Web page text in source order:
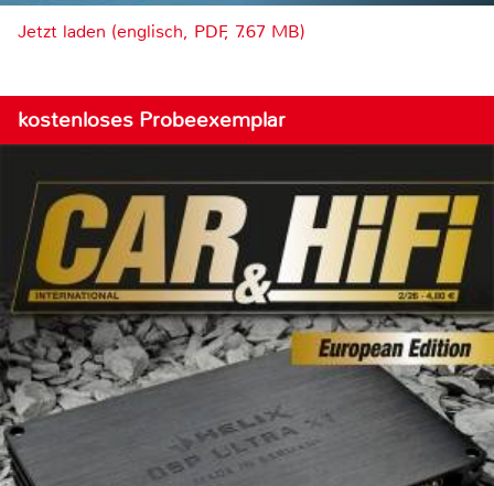
Jetzt laden (englisch, PDF, 7.67 MB)
kostenloses Probeexemplar